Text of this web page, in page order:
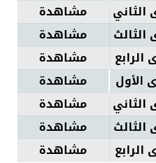
مشاهدة
مشاهدة
مشاهدة
مشاهدة
الأول
مشاهدة
مشاهدة
مشاهدة